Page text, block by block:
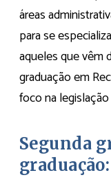
áreas
para se
aqueles que vêm
graduação em
foco na
Segunda